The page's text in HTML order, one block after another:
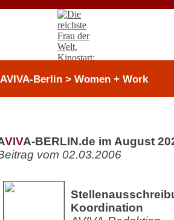
AVIVA-Berlin > Women + Work
VIVA-BERLIN.de im August
vom 02.03.2006
Koordination